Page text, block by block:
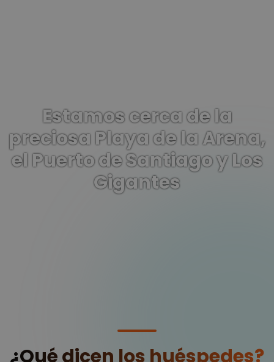
Estamos cerca de la
preciosa Playa de la Arena,
el Puerto de Santiago y Los
Gigantes
¿Qué dicen los huéspedes?